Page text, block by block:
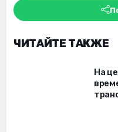
ЧИТАЙТЕ ТАКЖЕ
На